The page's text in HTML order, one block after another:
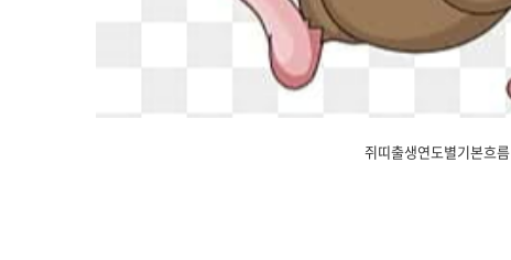
쥐띠출생연도별기본흐름